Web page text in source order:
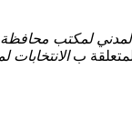
لمكتب
ب